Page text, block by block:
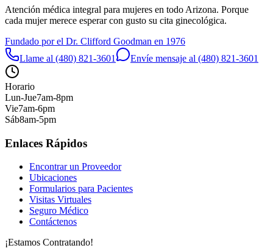
Atención médica integral para mujeres en todo Arizona. Porque
cada mujer merece esperar con gusto su cita ginecológica.
Fundado por el Dr. Clifford Goodman en 1976
Llame al (480) 821-3601
Envíe mensaje al (480) 821-3601
Horario
Lun-Jue7am-8pm
Vie7am-6pm
Sáb8am-5pm
Enlaces Rápidos
Encontrar un Proveedor
Ubicaciones
Formularios para Pacientes
Visitas Virtuales
Seguro Médico
Contáctenos
¡Estamos Contratando!